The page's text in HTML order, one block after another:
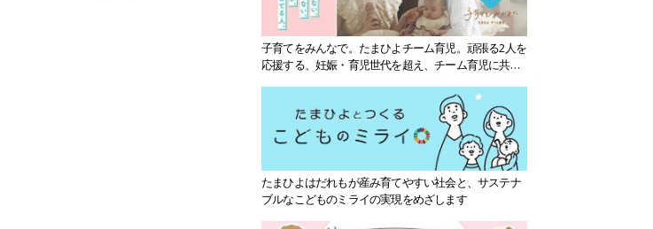
子育てをみんなで。たまひよチーム育児。頑張る2人を
応援する、妊娠・育児世代を超え、チーム育児に共感
たまひよはだれもが産み育てやすい社会と、サステナ
ブルなこどものミライの実現をめざします